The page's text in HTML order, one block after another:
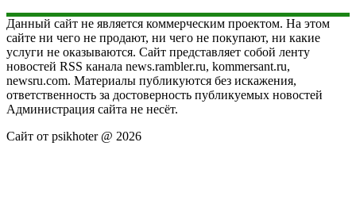
Данный сайт не является коммерческим проектом. На этом
сайте ни чего не продают, ни чего не покупают, ни какие
услуги не оказываются. Сайт представляет собой ленту
новостей RSS канала news.rambler.ru, kommersant.ru,
newsru.com. Материалы публикуются без искажения,
ответственность за достоверность публикуемых новостей
Администрация сайта не несёт.
Сайт от psikhoter @ 2026